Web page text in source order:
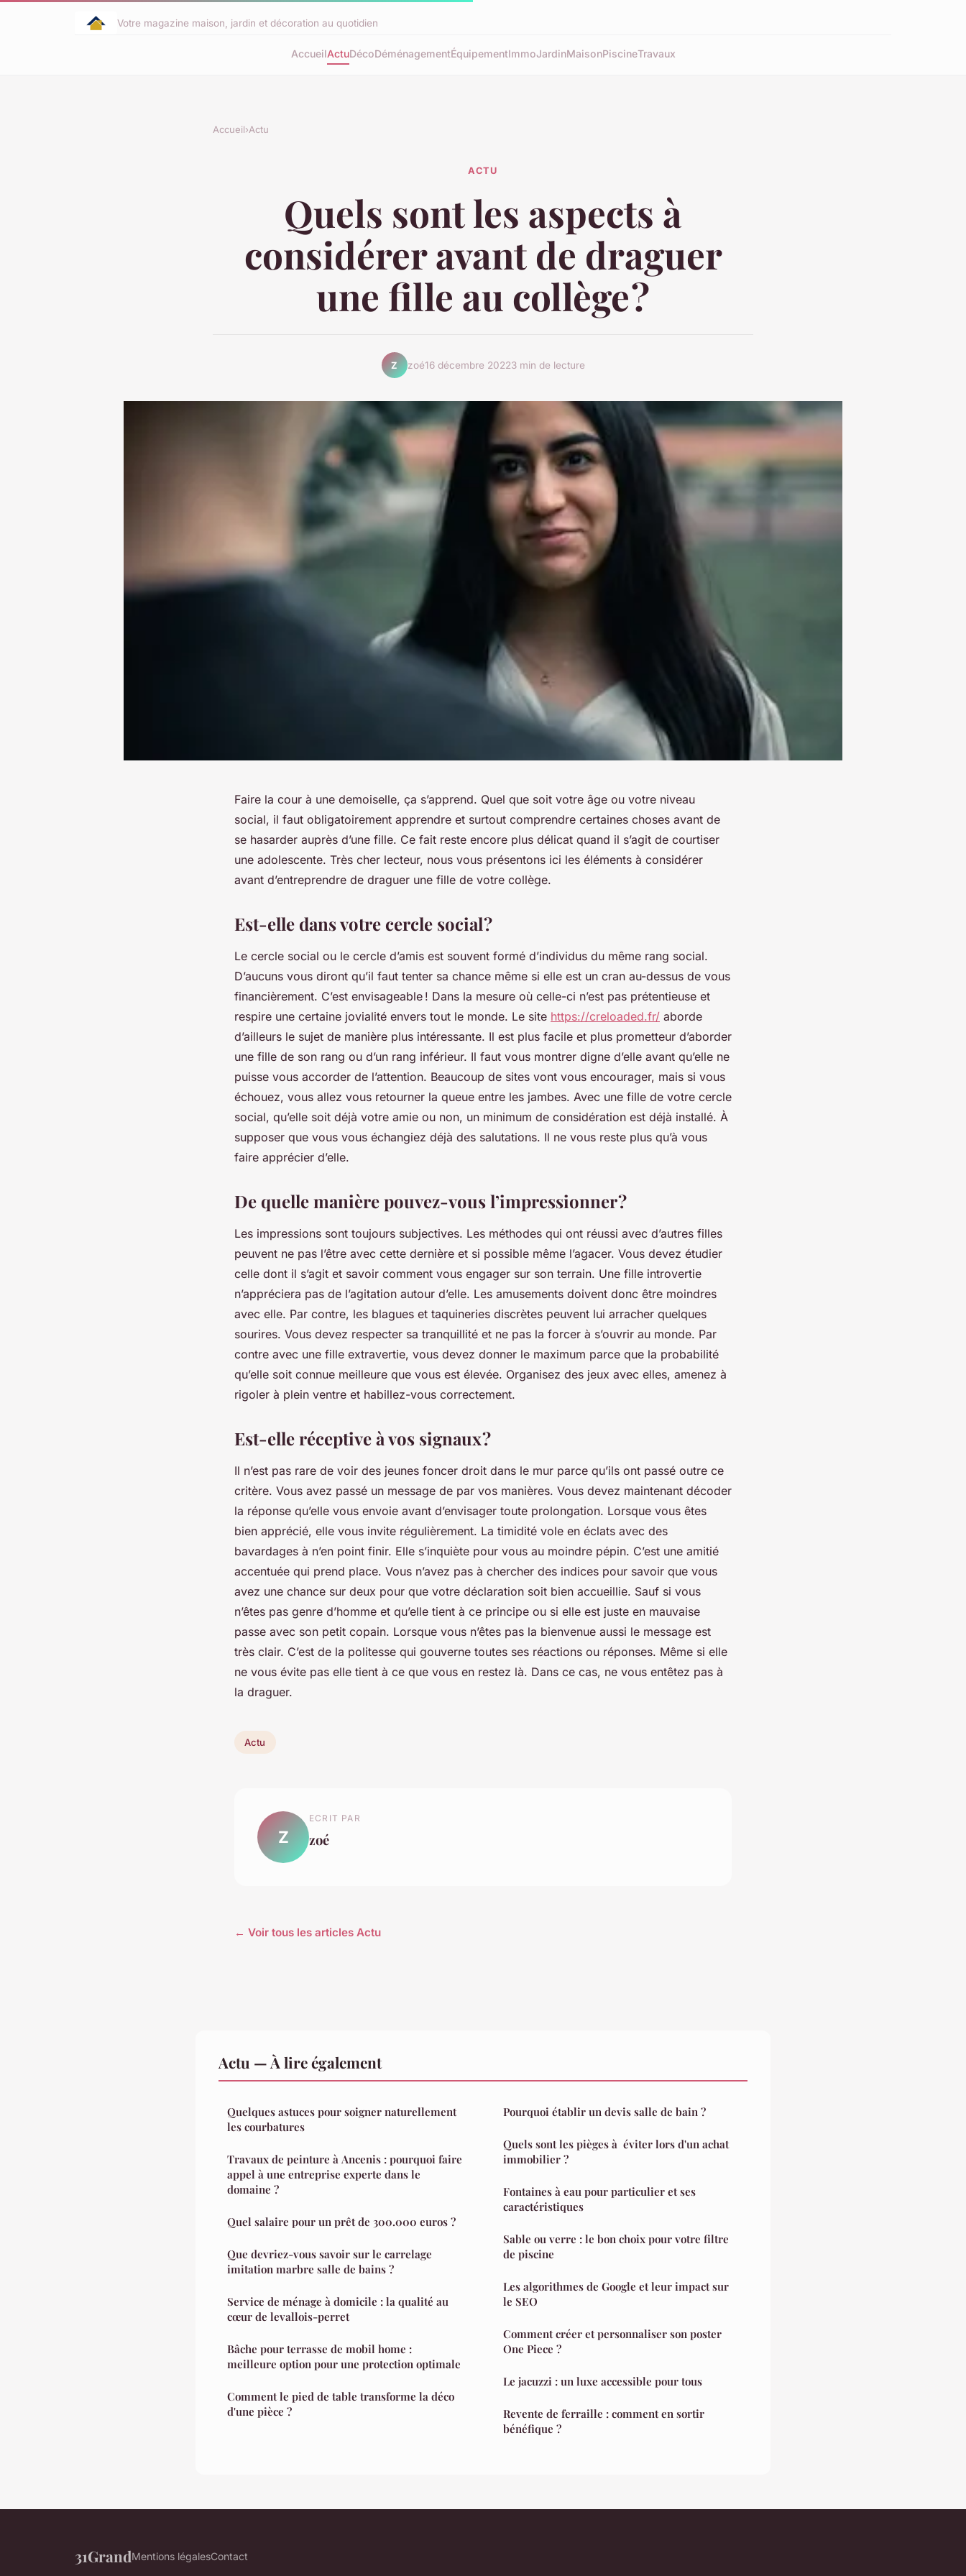
Votre magazine maison, jardin et décoration au quotidien
AccueilActuDécoDéménagementÉquipementImmoJardinMaisonPiscineTravaux
Accueil›Actu
ACTU
Quels sont les aspects à
considérer avant de draguer
une fille au collège ?
Z zoé16 décembre 20223 min de lecture
Faire la cour à une demoiselle, ça s’apprend. Quel que soit votre âge ou votre niveau
social, il faut obligatoirement apprendre et surtout comprendre certaines choses avant de
se hasarder auprès d’une fille. Ce fait reste encore plus délicat quand il s’agit de courtiser
une adolescente. Très cher lecteur, nous vous présentons ici les éléments à considérer
avant d’entreprendre de draguer une fille de votre collège.
Est-elle dans votre cercle social ?
Le cercle social ou le cercle d’amis est souvent formé d’individus du même rang social.
D’aucuns vous diront qu’il faut tenter sa chance même si elle est un cran au-dessus de vous
financièrement. C’est envisageable ! Dans la mesure où celle-ci n’est pas prétentieuse et
respire une certaine jovialité envers tout le monde. Le site https://creloaded.fr/ aborde
d’ailleurs le sujet de manière plus intéressante. Il est plus facile et plus prometteur d’aborder
une fille de son rang ou d’un rang inférieur. Il faut vous montrer digne d’elle avant qu’elle ne
puisse vous accorder de l’attention. Beaucoup de sites vont vous encourager, mais si vous
échouez, vous allez vous retourner la queue entre les jambes. Avec une fille de votre cercle
social, qu’elle soit déjà votre amie ou non, un minimum de considération est déjà installé. À
supposer que vous vous échangiez déjà des salutations. Il ne vous reste plus qu’à vous
faire apprécier d’elle.
De quelle manière pouvez-vous l’impressionner ?
Les impressions sont toujours subjectives. Les méthodes qui ont réussi avec d’autres filles
peuvent ne pas l’être avec cette dernière et si possible même l’agacer. Vous devez étudier
celle dont il s’agit et savoir comment vous engager sur son terrain. Une fille introvertie
n’appréciera pas de l’agitation autour d’elle. Les amusements doivent donc être moindres
avec elle. Par contre, les blagues et taquineries discrètes peuvent lui arracher quelques
sourires. Vous devez respecter sa tranquillité et ne pas la forcer à s’ouvrir au monde. Par
contre avec une fille extravertie, vous devez donner le maximum parce que la probabilité
qu’elle soit connue meilleure que vous est élevée. Organisez des jeux avec elles, amenez à
rigoler à plein ventre et habillez-vous correctement.
Est-elle réceptive à vos signaux ?
Il n’est pas rare de voir des jeunes foncer droit dans le mur parce qu’ils ont passé outre ce
critère. Vous avez passé un message de par vos manières. Vous devez maintenant décoder
la réponse qu’elle vous envoie avant d’envisager toute prolongation. Lorsque vous êtes
bien apprécié, elle vous invite régulièrement. La timidité vole en éclats avec des
bavardages à n’en point finir. Elle s’inquiète pour vous au moindre pépin. C’est une amitié
accentuée qui prend place. Vous n’avez pas à chercher des indices pour savoir que vous
avez une chance sur deux pour que votre déclaration soit bien accueillie. Sauf si vous
n’êtes pas genre d’homme et qu’elle tient à ce principe ou si elle est juste en mauvaise
passe avec son petit copain. Lorsque vous n’êtes pas la bienvenue aussi le message est
très clair. C’est de la politesse qui gouverne toutes ses réactions ou réponses. Même si elle
ne vous évite pas elle tient à ce que vous en restez là. Dans ce cas, ne vous entêtez pas à
la draguer.
Actu
Z
ECRIT PAR
zoé
← Voir tous les articles Actu
Actu — À lire également
Quelques astuces pour soigner naturellement
les courbatures
Travaux de peinture à Ancenis : pourquoi faire
appel à une entreprise experte dans le
domaine ?
Quel salaire pour un prêt de 300.000 euros ?
Que devriez-vous savoir sur le carrelage
imitation marbre salle de bains ?
Service de ménage à domicile : la qualité au
cœur de levallois-perret
Bâche pour terrasse de mobil home :
meilleure option pour une protection optimale
Comment le pied de table transforme la déco
d'une pièce ?
Pourquoi établir un devis salle de bain ?
Quels sont les pièges à éviter lors d'un achat
immobilier ?
Fontaines à eau pour particulier et ses
caractéristiques
Sable ou verre : le bon choix pour votre filtre
de piscine
Les algorithmes de Google et leur impact sur
le SEO
Comment créer et personnaliser son poster
One Piece ?
Le jacuzzi : un luxe accessible pour tous
Revente de ferraille : comment en sortir
bénéfique ?
31GrandMentions légalesContact